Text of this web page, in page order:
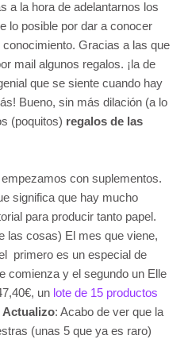
a la hora de adelantarnos los
lo posible por dar a conocer
conocimiento. Gracias a las que
mail algunos regalos. ¡la de
que se siente cuando hay
Bueno, sin más dilación (a lo
(poquitos) regalos de las
con suplementos.
significa que hay mucho
para producir tanto papel.
las cosas) El mes que viene,
primero es un especial de
comienza y el segundo un Elle
un lote de 15 productos
Actualizo: Acabo de ver que la
(unas 5 que ya es raro)